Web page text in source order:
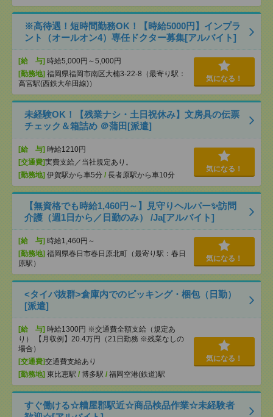
※高待遇！短時間勤務OK！【時給5000円】インプラ
ント（オールオン4）専任ドクター募集[アルバイト]
[給 与] 時給5,000円～5,000円
[勤務地] 福岡県福岡市南区大楠3-22-8（最寄り駅：
高宮駅(西鉄大牟田線)）
気になる！
未経験OK！【残業ナシ・土日祝休み】文房具の伝票
チェック＆箱詰め ＠蒲田[派遣]
[給 与] 時給1210円
[交通費]実費支給／当社規定あり。
[勤務地] 伊賀駅から車5分 / 長者原駅から車10分
気になる！
【無資格でも時給1,460円～】見守りヘルパー✨訪問
介護（週1日から／日勤のみ） /Ja[アルバイト]
[給 与] 時給1,460円～
[勤務地] 福岡県春日市春日原北町（最寄り駅：春日
原駅）
気になる！
<タイパ抜群>倉庫内でのピッキング・梱包（日勤）
[派遣]
[給 与] 時給1300円 ※交通費全額支給（規定あ
り） 【月収例】20.4万円（21日勤務 ※残業なしの
場合）
[交通費]交通費支給あり
[勤務地] 東比恵駅 / 博多駅 / 福岡空港(鉄道)駅
気になる！
すぐ働ける☆糟屋郡駅近☆商品検品作業☆未経験者